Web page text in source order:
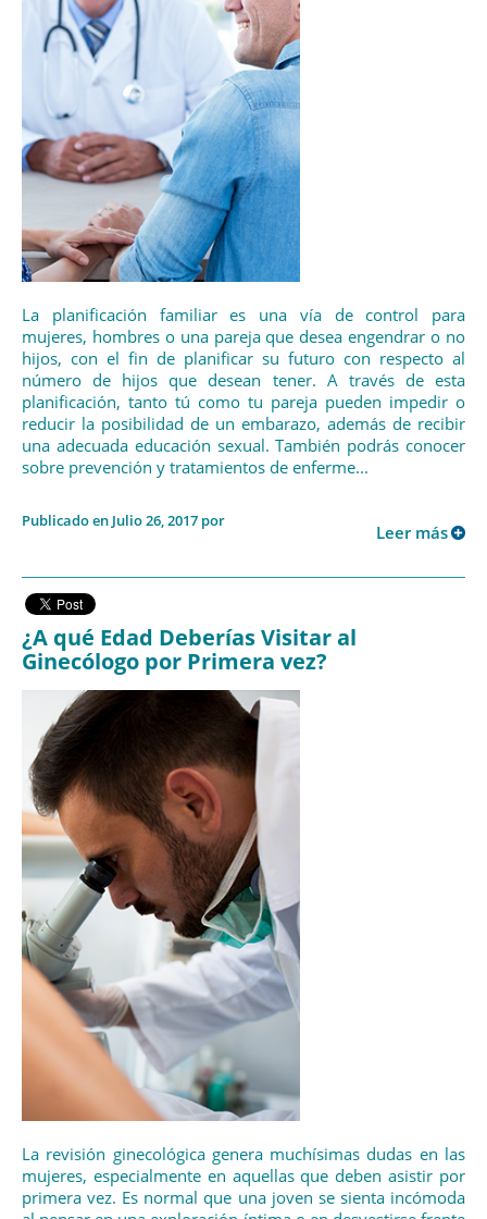
La planificación familiar es una vía de control para
mujeres, hombres o una pareja que desea engendrar o no
hijos, con el fin de planificar su futuro con respecto al
número de hijos que desean tener. A través de esta
planificación, tanto tú como tu pareja pueden impedir o
reducir la posibilidad de un embarazo, además de recibir
una adecuada educación sexual. También podrás conocer
sobre prevención y tratamientos de enferme...
Publicado en Julio 26, 2017 por
Leer más
¿A qué Edad Deberías Visitar al
Ginecólogo por Primera vez?
La revisión ginecológica genera muchísimas dudas en las
mujeres, especialmente en aquellas que deben asistir por
primera vez. Es normal que una joven se sienta incómoda